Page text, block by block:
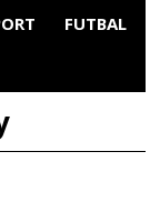
FUTBAL